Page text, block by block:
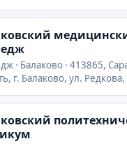
· Балаково · 413865,
г. Балаково, ул.